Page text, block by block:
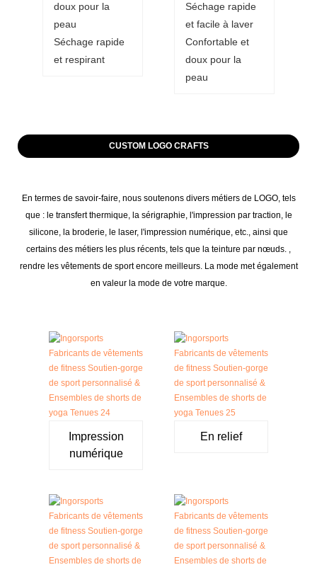
doux pour la
peau
Séchage rapide
et respirant
Séchage rapide
et facile à laver
Confortable et
doux pour la
peau
CUSTOM LOGO CRAFTS
En termes de savoir-faire, nous soutenons divers métiers de LOGO, tels
que : le transfert thermique, la sérigraphie, l'impression par traction, le
silicone, la broderie, le laser, l'impression numérique, etc., ainsi que
certains des métiers les plus récents, tels que la teinture par nœuds. ,
rendre les vêtements de sport encore meilleurs. La mode met également
en valeur la mode de votre marque.
Impression
numérique
En relief